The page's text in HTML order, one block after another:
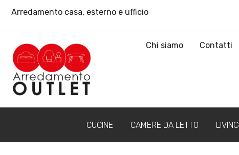
Arredamento casa, esterno e ufficio
Chi siamo Contatti
CUCINE CAMERE DA LETTO LIVING